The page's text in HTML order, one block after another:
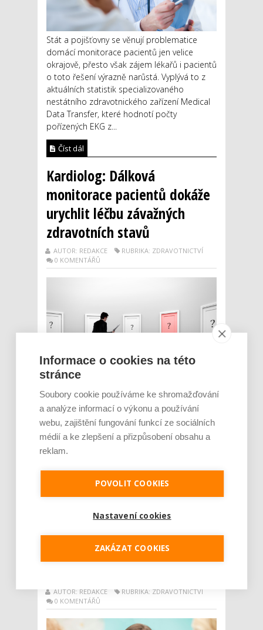
Stát a pojišťovny se věnují problematice
domácí monitorace pacientů jen velice
okrajově, přesto však zájem lékařů i pacientů
o toto řešení výrazně narůstá. Vyplývá to z
aktuálních statistik specializovaného
nestátního zdravotnického zařízení Medical
Data Transfer, které hodnotí počty
pořízených EKG z...
Číst dál
Kardiolog: Dálková
monitorace pacientů dokáže
urychlit léčbu závažných
zdravotních stavů
AUTOR: REDAKCE
RUBRIKA: ZDRAVOTNICTVÍ
0 KOMENTÁŘŮ
Téma domácí monitorace pacientů je stále
aktuálnějším. Přestože se pojišťovny ani stát
této problematice příliš nevěnují, lékaři
možnosti telemedicíny využívají čím dál
častěji. Přinášíme rozhovor s odborníkem na
hovoří o současné podobě a výhodách
Elektronická neschopenka:
znamená změny pro
AUTOR: REDAKCE
RUBRIKA: ZDRAVOTNICTVÍ
0 KOMENTÁŘŮ
Informace o cookies na této
stránce
Soubory cookie používáme ke shromažďování
a analýze informací o výkonu a používání
webu, zajištění fungování funkcí ze sociálních
médií a ke zlepšení a přizpůsobení obsahu a
reklam.
POVOLIT COOKIES
Nastavení cookies
ZAKÁZAT COOKIES